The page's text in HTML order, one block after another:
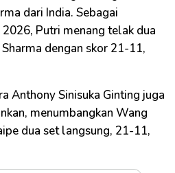
dari India. Sebagai
Putri menang telak dua
dengan skor 21-11,
Anthony Sinisuka Ginting juga
menumbangkan Wang
dua set langsung, 21-11,